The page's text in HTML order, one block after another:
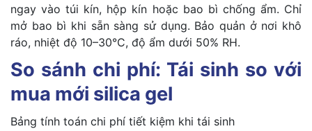
ngay vào túi kín, hộp kín hoặc bao bì chống ẩm. Chỉ
mở bao bì khi sẵn sàng sử dụng. Bảo quản ở nơi khô
ráo, nhiệt độ 10–30°C, độ ẩm dưới 50% RH.
So sánh chi phí: Tái sinh so với
mua mới silica gel
Bảng tính toán chi phí tiết kiệm khi tái sinh